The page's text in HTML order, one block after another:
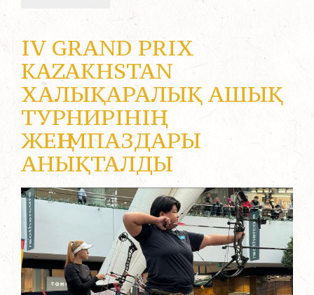
IV GRAND PRIX
KAZAKHSTAN
ХАЛЫҚАРАЛЫҚ АШЫҚ
ТУРНИРІНІҢ
ЖЕҢІМПАЗДАРЫ
АНЫҚТАЛДЫ